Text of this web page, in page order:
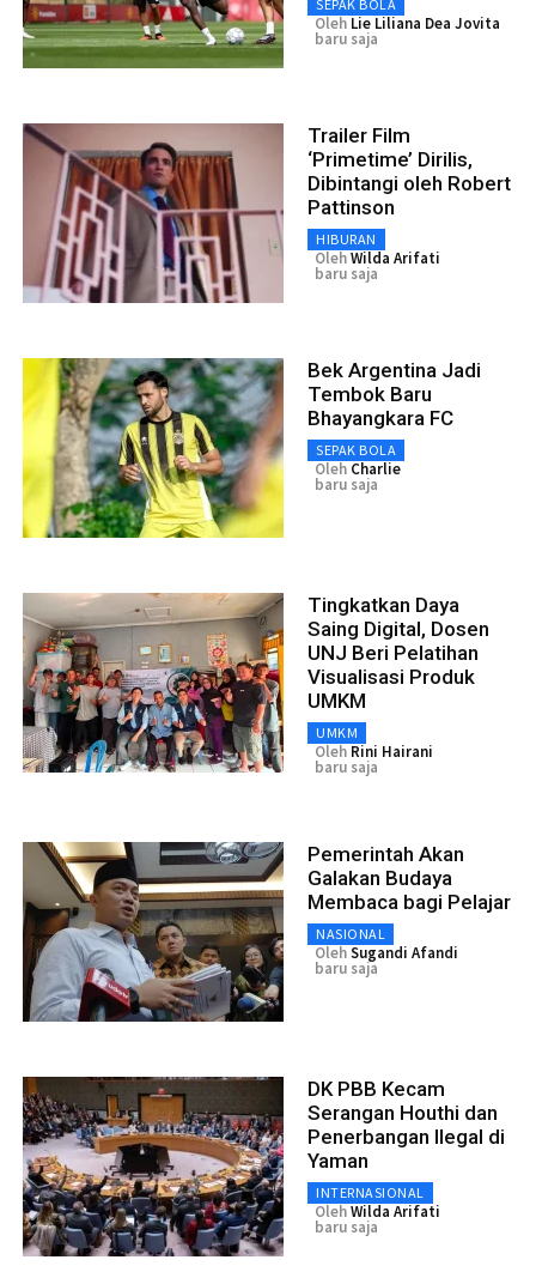
SEPAK BOLA
Oleh Lie Liliana Dea Jovita
baru saja
Trailer Film
‘Primetime’ Dirilis,
Dibintangi oleh Robert
Pattinson
HIBURAN
OlehWilda Arifati
baru saja
Bek Argentina Jadi
Tembok Baru
Bhayangkara FC
SEPAK BOLA
Oleh Charlie
baru saja
Tingkatkan Daya
Saing Digital, Dosen
UNJ Beri Pelatihan
Visualisasi Produk
UMKM
UMKM
Oleh Rini Hairani
baru saja
Pemerintah Akan
Galakan Budaya
Membaca bagi Pelajar
NASIONAL
OlehSugandi Afandi
baru saja
DK PBB Kecam
Serangan Houthi dan
Penerbangan Ilegal di
Yaman
INTERNASIONAL
OlehWilda Arifati
baru saja